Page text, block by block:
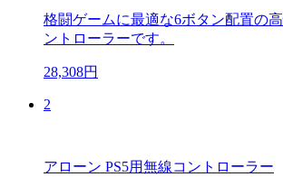
格闘ゲームに最適な6ボタン配置の
ントローラーです。
28,308円
2
アローン PS5用無線コントローラー